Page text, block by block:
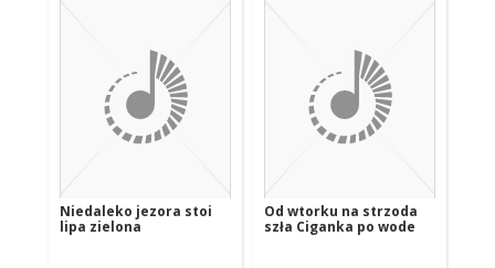
Niedaleko jezora stoi
lipa zielona
Od wtorku na strzoda
szła Ciganka po wode